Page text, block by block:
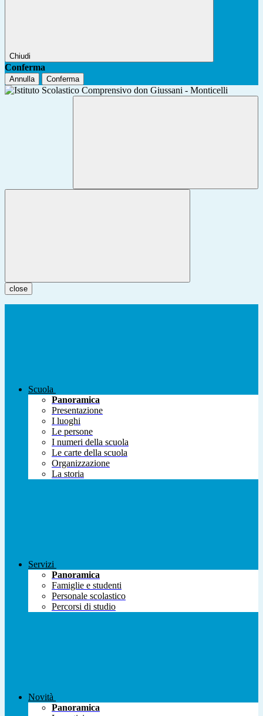
Chiudi
Conferma
Annulla Conferma
close
Scuola
Panoramica
Presentazione
I luoghi
Le persone
I numeri della scuola
Le carte della scuola
Organizzazione
La storia
Servizi
Panoramica
Famiglie e studenti
Personale scolastico
Percorsi di studio
Novità
Panoramica